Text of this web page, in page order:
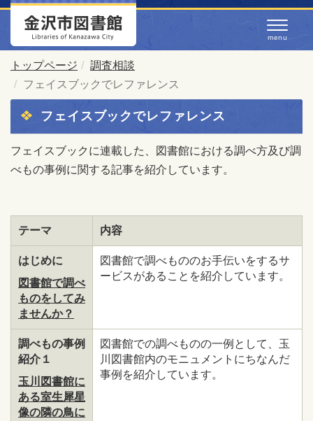
トップページ
調査相談
フェイスブックでレファレンス
フェイスブックでレファレンス
フェイスブックに連載した、図書館における調べ方及び調
べもの事例に関する記事を紹介しています。
テーマ 内容
はじめに
図書館で調べ
ものをしてみ
ませんか？
図書館で調べもののお手伝いをするサ
ービスがあることを紹介しています。
調べもの事例
紹介１
玉川図書館に
ある室生犀星
像の隣の鳥に
図書館での調べものの一例として、玉
川図書館内のモニュメントにちなんだ
事例を紹介しています。